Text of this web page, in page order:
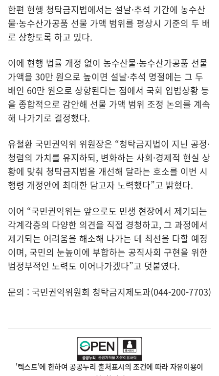
한편 현행 청탁금지법에서는 설날·추석 기간에 농수산
물·농수산가공품 선물 가액 범위를 평상시 기준의 두 배
로 상향토록 하고 있다.
이에 현행 법률 개정 없이 농수산물·농수산가공품 선물
가액을 30만 원으로 높이면 설날·추석 명절에는 그 두
배인 60만 원으로 상향된다는 점에서 국회 입법상황 등
을 종합적으로 감안해 선물 가액 범위 조정 논의를 계속
해 나가기로 결정했다.
유철환 국민권익위 위원장은 “청탁금지법이 지닌 공정·
청렴의 가치를 유지하되, 변화하는 사회·경제적 현실 상
황에 맞춰 청탁금지법을 개선해 달라는 호소를 이번 시
행령 개정안에 최대한 담고자 노력했다”고 밝혔다.
이어 “국민권익위는 앞으로도 민생 현장에서 제기되는
각계각층의 다양한 의견을 직접 경청하고, 그 과정에서
제기되는 어려움을 해소해 나가는 데 최선을 다할 예정
이며, 국민의 눈높이에 부합하는 공직사회 구현을 위한
범정부적인 노력도 이어나가겠다”고 덧붙였다.
문의 : 국민권익위원회 청탁금지제도과(044-200-7703)
'텍스트'에 한하여 공공누리 출처표시의 조건에 따라 자유이용이